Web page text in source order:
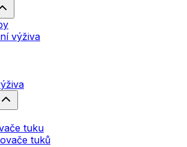
výživa
tuku
tuků